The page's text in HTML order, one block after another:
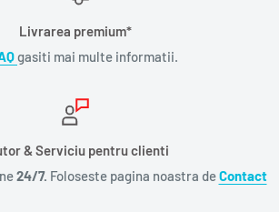
Livrarea premium*
gasiti mai multe informatii.
& Serviciu pentru clienti
24/7. Foloseste pagina noastra deContact